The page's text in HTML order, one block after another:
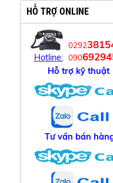
HỖ TRỢ ONLINE
Hotline:
0292
090
Hỗ trợ kỹ thuật
Tư vấn bán